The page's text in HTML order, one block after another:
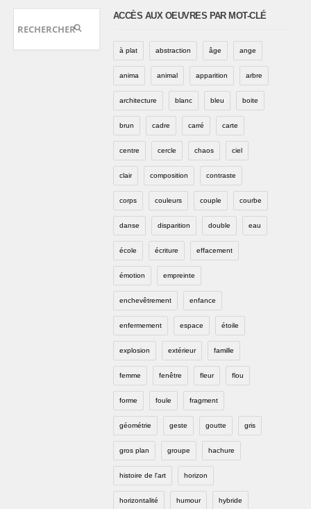
ACCÈS AUX OEUVRES PAR MOT-CLÉ
à plat abstraction âge ange
anima animal apparition arbre
architecture blanc bleu boite
brun cadre carré carte
centre cercle chaos ciel
clair composition contraste
corps couleurs couple courbe
danse disparition double eau
école écriture effacement
émotion empreinte
enchevêtrement enfance
enfermement espace étoile
explosion extérieur famille
femme fenêtre fleur flou
forme foule fragment
géométrie geste goutte gris
gros plan groupe hachure
histoire de l'art horizon
horizontalité humour hybride